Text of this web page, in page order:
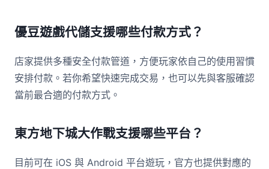
優豆遊戲代儲支援哪些付款方式？
店家提供多種安全付款管道，方便玩家依自己的使用習慣
安排付款。若你希望快速完成交易，也可以先與客服確認
當前最合適的付款方式。
東方地下城大作戰支援哪些平台？
目前可在 iOS 與 Android 平台遊玩，官方也提供對應的